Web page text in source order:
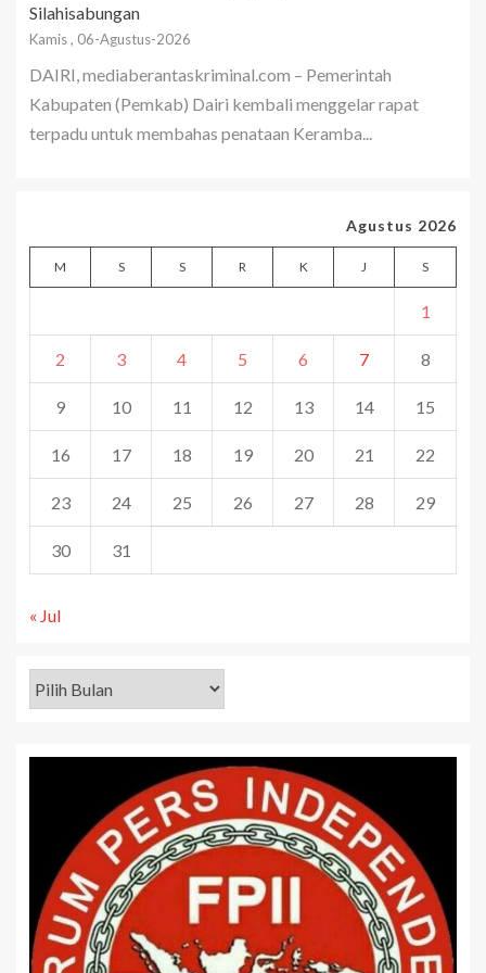
Silahisabungan
Kamis , 06-Agustus-2026
DAIRI, mediaberantaskriminal.com – Pemerintah
Kabupaten (Pemkab) Dairi kembali menggelar rapat
terpadu untuk membahas penataan Keramba...
Agustus 2026
M S S R K J S
1
2 3 4 5 6 7 8
9 10 11 12 13 14 15
16 17 18 19 20 21 22
23 24 25 26 27 28 29
30 31
« Jul